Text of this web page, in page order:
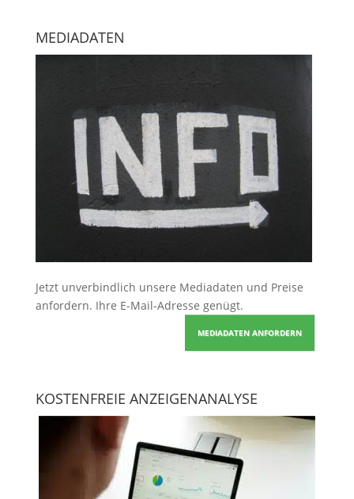
MEDIADATEN
Jetzt unverbindlich unsere Mediadaten und Preise
anfordern. Ihre E-Mail-Adresse genügt.
MEDIADATEN ANFORDERN
KOSTENFREIE ANZEIGENANALYSE